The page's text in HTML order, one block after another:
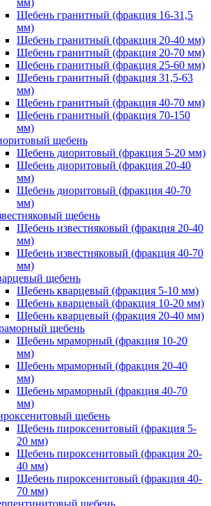
мм)
Щебень гранитный (фракция 16-31,5
мм)
Щебень гранитный (фракция 20-40 мм)
Щебень гранитный (фракция 20-70 мм)
Щебень гранитный (фракция 25-60 мм)
Щебень гранитный (фракция 31,5-63
мм)
Щебень гранитный (фракция 40-70 мм)
Щебень гранитный (фракция 70-150
мм)
щебень
Щебень диоритовый (фракция 5-20 мм)
Щебень диоритовый (фракция 20-40
мм)
Щебень диоритовый (фракция 40-70
мм)
щебень
Щебень известняковый (фракция 20-40
мм)
Щебень известняковый (фракция 40-70
мм)
щебень
Щебень кварцевый (фракция 5-10 мм)
Щебень кварцевый (фракция 10-20 мм)
Щебень кварцевый (фракция 20-40 мм)
щебень
Щебень мраморный (фракция 10-20
мм)
Щебень мраморный (фракция 20-40
мм)
Щебень мраморный (фракция 40-70
мм)
щебень
Щебень пироксенитовый (фракция 5-
20 мм)
Щебень пироксенитовый (фракция 20-
40 мм)
Щебень пироксенитовый (фракция 40-
70 мм)
щебень